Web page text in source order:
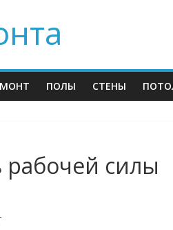
ПОЛЫ СТЕНЫ
рабочей силы